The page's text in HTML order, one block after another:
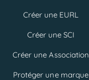
Créer une EURL
Créer une SCI
Créer une Association
Protéger une marque